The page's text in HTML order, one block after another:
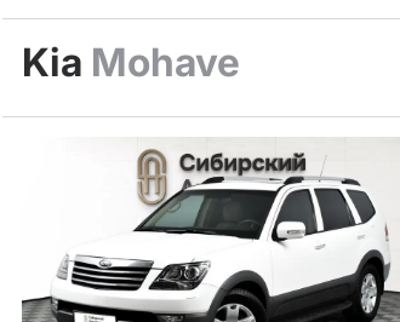
Kia Mohave